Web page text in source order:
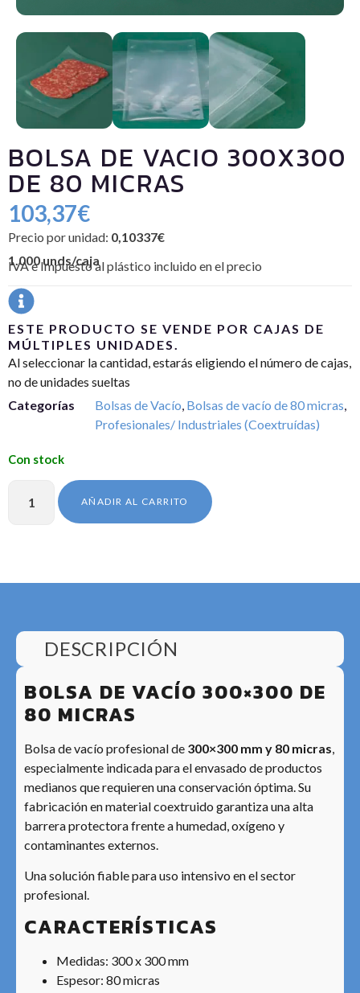
BOLSA DE VACIO 300X300
DE 80 MICRAS
103,37€
Precio por unidad: 0,10337€
1.000 unds/caja
IVA e Impuesto al plástico incluido en el precio
ESTE PRODUCTO SE VENDE POR CAJAS DE
MÚLTIPLES UNIDADES.
Al seleccionar la cantidad, estarás eligiendo el número de cajas,
no de unidades sueltas
Categorías
Bolsas de Vacío, Bolsas de vacío de 80 micras,
Profesionales/ Industriales (Coextruídas)
AÑADIR AL CARRITO
DESCRIPCIÓN
BOLSA DE VACÍO 300×300 DE
80 MICRAS
Bolsa de vacío profesional de 300×300 mm y 80 micras
especialmente indicada para el envasado de productos
medianos que requieren una conservación óptima. Su
fabricación en material coextruido garantiza una alta
barrera protectora frente a humedad, oxígeno y
contaminantes externos.
Una solución fiable para uso intensivo en el sector
profesional.
CARACTERÍSTICAS
Medidas: 300 x 300 mm
Espesor: 80 micras